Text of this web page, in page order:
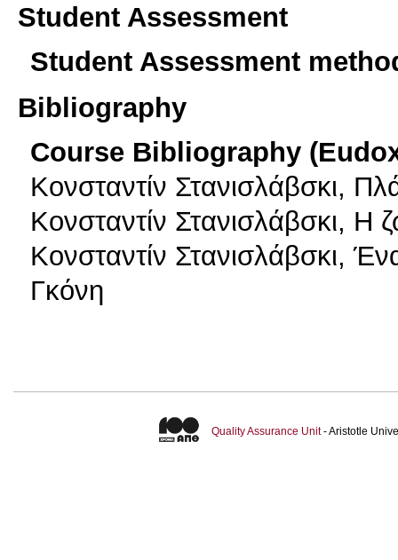
Student Assessment
Student Assessment
Bibliography
Course Bibliography
Κονσταντίν Στανισλάβσκι,
Κονσταντίν Στανισλάβσκι,
Κονσταντίν Στανισλάβσκι,
Γκόνη
Quality Assurance Unit- Aristotle